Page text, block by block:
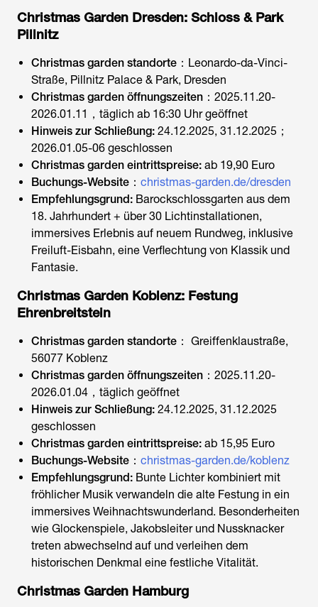
Christmas Garden Dresden: Schloss & Park
Pillnitz
Christmas garden standorte ： Leonardo-da-Vinci-
Straße, Pillnitz Palace & Park, Dresden
Christmas garden öffnungszeiten ： 2025.11.20-
2026.01.11，täglich ab 16:30 Uhr geöffnet
Hinweis zur Schließung: 24.12.2025, 31.12.2025；
2026.01.05-06 geschlossen
Christmas garden eintrittspreise: ab 19,90 Euro
Buchungs-Website ： christmas-garden.de/dresden
Empfehlungsgrund: Barockschlossgarten aus dem
18. Jahrhundert + über 30 Lichtinstallationen,
immersives Erlebnis auf neuem Rundweg, inklusive
Freiluft-Eisbahn, eine Verflechtung von Klassik und
Fantasie.
Christmas Garden Koblenz: Festung
Ehrenbreitstein
Christmas garden standorte ： Greiffenklaustraße,
56077 Koblenz
Christmas garden öffnungszeiten ： 2025.11.20-
2026.01.04，täglich geöffnet
Hinweis zur Schließung: 24.12.2025, 31.12.2025
geschlossen
Christmas garden eintrittspreise: ab 15,95 Euro
Buchungs-Website ： christmas-garden.de/koblenz
Empfehlungsgrund: Bunte Lichter kombiniert mit
fröhlicher Musik verwandeln die alte Festung in ein
immersives Weihnachtswunderland. Besonderheiten
wie Glockenspiele, Jakobsleiter und Nussknacker
treten abwechselnd auf und verleihen dem
historischen Denkmal eine festliche Vitalität.
Christmas Garden Hamburg